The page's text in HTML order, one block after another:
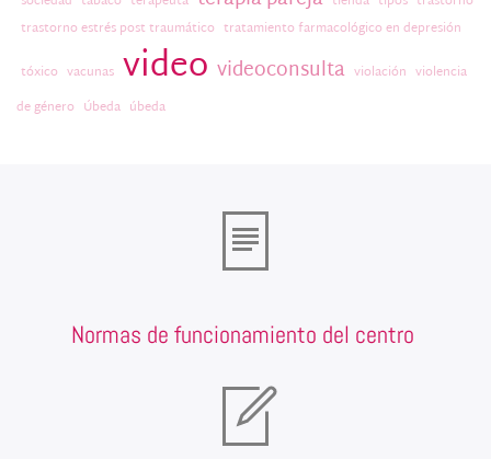
trastorno estrés post traumático tratamiento farmacológico en depresión
tóxico vacunas video videoconsulta violación violencia
de género Úbeda úbeda
Normas de funcionamiento del centro